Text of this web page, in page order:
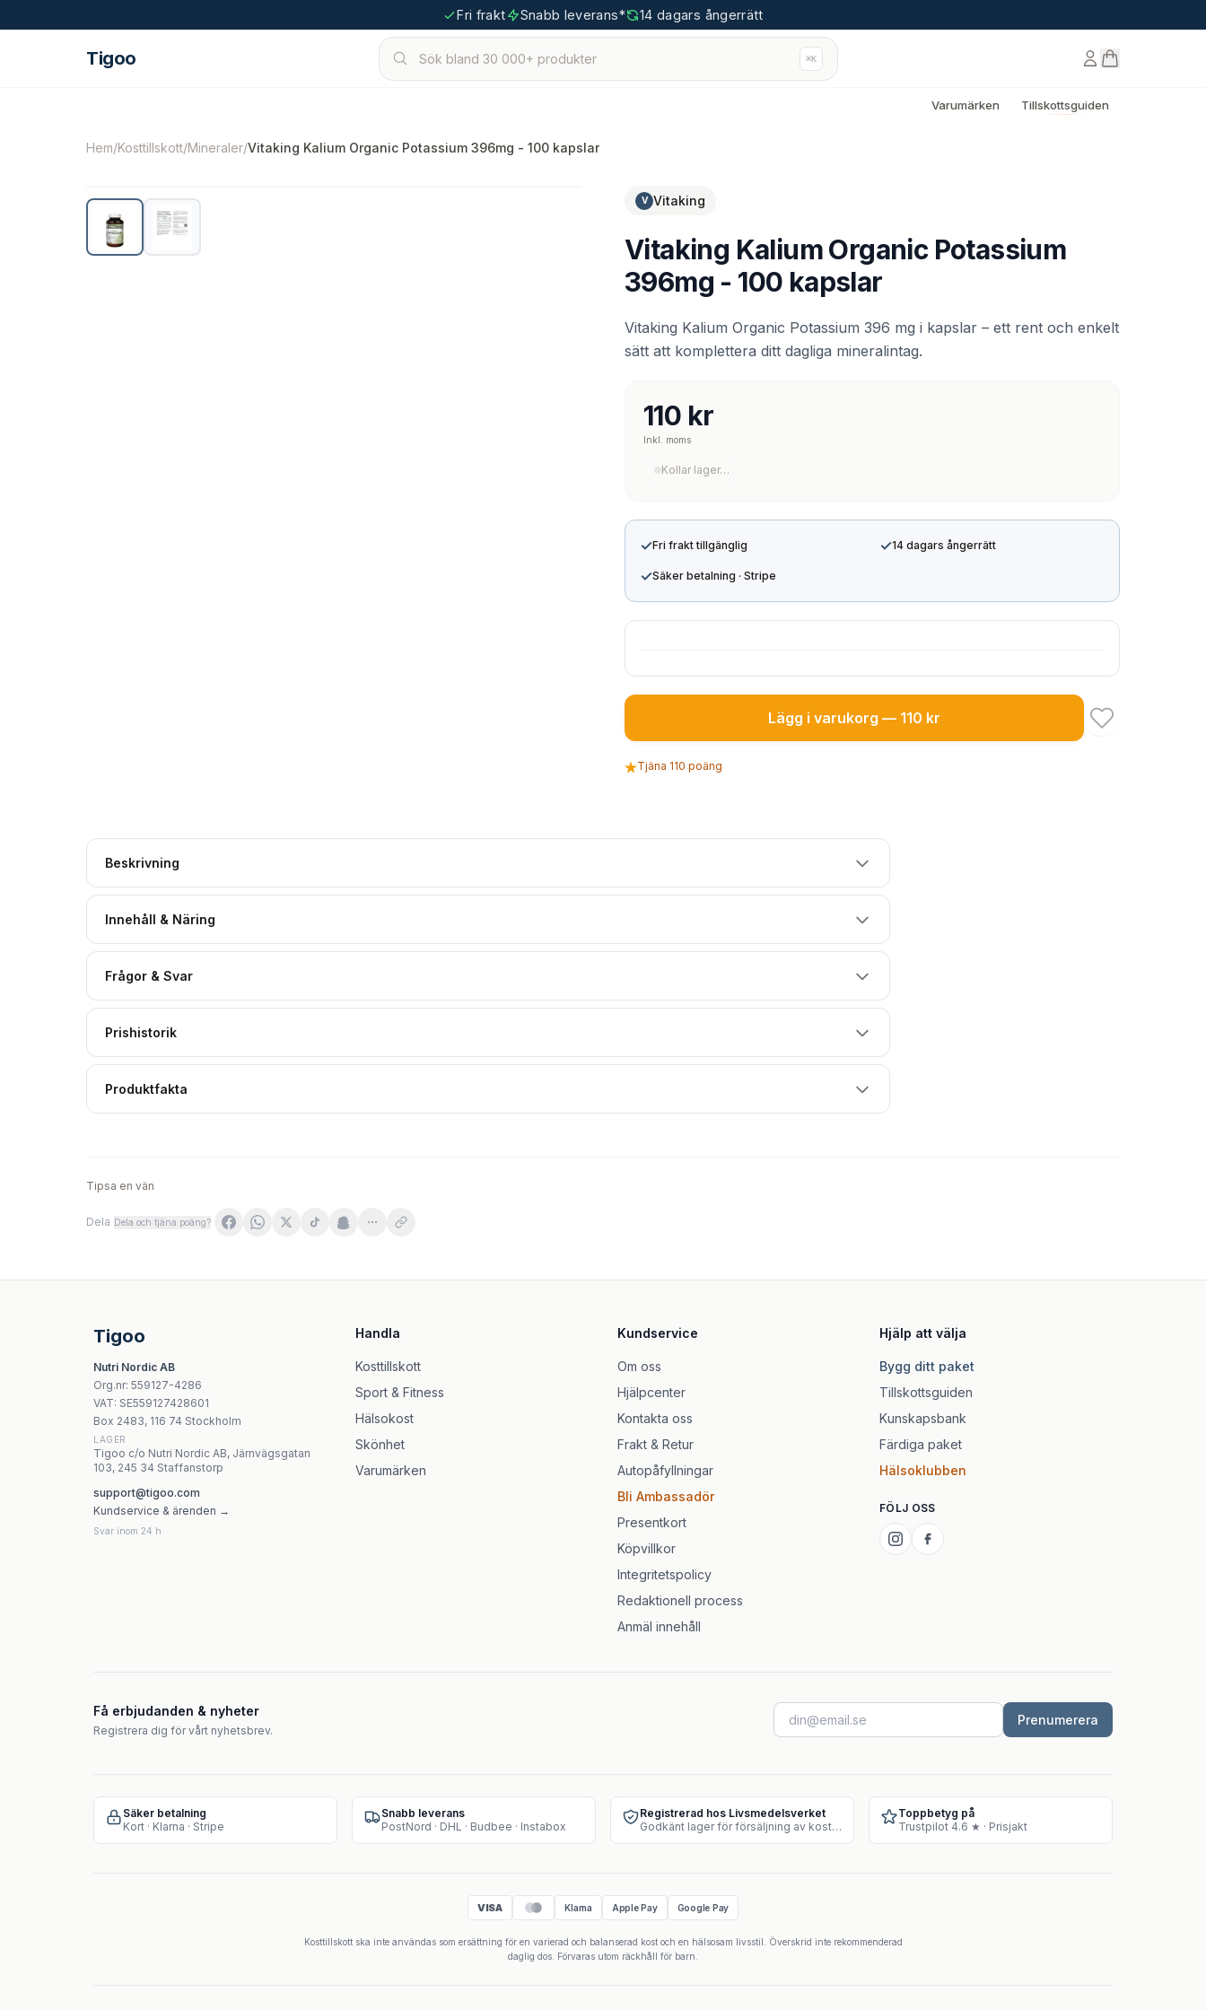
Fri frakt Snabb leverans* 14 dagars ångerrätt
Tigoo Sök bland 30 000+ produkter ⌘K
Varumärken Tillskottsguiden
©2026Nutri Nordic AB.Alla rättigheter förbehållna.tigoo.com
Hem/Kosttillskott/Mineraler/Vitaking Kalium Organic Potassium 396mg - 100 kapslar
V Vitaking
Vitaking Kalium Organic Potassium
396mg - 100 kapslar
Vitaking Kalium Organic Potassium 396 mg i kapslar – ett rent och enkelt
sätt att komplettera ditt dagliga mineralintag.
110 kr
Inkl. moms
Kollar lager…
✓Fri frakt tillgänglig ✓14 dagars ångerrätt
✓Säker betalning · Stripe
Lägg i varukorg — 110 kr
Tjäna 110 poäng
Beskrivning
Innehåll & Näring
Frågor & Svar
Prishistorik
Produktfakta
Tipsa en vän
Dela Dela och tjäna poäng?
Medverita Cynk chelatowany 15 mg 180 kapsułek
CaliVita MagneZi B6 - 90 tabletter
Smakosz - Natural Stone Salt Kłodawska Grovkornig
Vitaking - Vitamin B1 100 mg kapslar
Vitaking Daily One Multivitamin, 60 tabletter
Tigoo
Nutri Nordic AB
Org.nr: 559127-4286
VAT: SE559127428601
Box 2483, 116 74 Stockholm
LAGER
Tigoo c/o Nutri Nordic AB, Järnvägsgatan
103, 245 34 Staffanstorp
support@tigoo.com
Kundservice & ärenden →
Svar inom 24 h
Handla
Kosttillskott
Sport & Fitness
Hälsokost
Skönhet
Varumärken
Kundservice
Om oss
Hjälpcenter
Kontakta oss
Frakt & Retur
Autopåfyllningar
Bli Ambassadör
Presentkort
Köpvillkor
Integritetspolicy
Redaktionell process
Anmäl innehåll
Hjälp att välja
Bygg ditt paket
Tillskottsguiden
Kunskapsbank
Färdiga paket
Hälsoklubben
FÖLJ OSS
Få erbjudanden & nyheter
Registrera dig för vårt nyhetsbrev.
Prenumerera
Säker betalning
Kort · Klarna · Stripe
Snabb leverans
PostNord · DHL · Budbee · Instabox
Registrerad hos Livsmedelsverket
Godkänt lager för försäljning av kosttillskott
Toppbetyg på
Trustpilot 4.6 ★ · Prisjakt
VISA Klarna Apple Pay Google Pay
Kosttillskott ska inte användas som ersättning för en varierad och balanserad kost och en hälsosam livsstil. Överskrid inte rekommenderad
daglig dos. Förvaras utom räckhåll för barn.